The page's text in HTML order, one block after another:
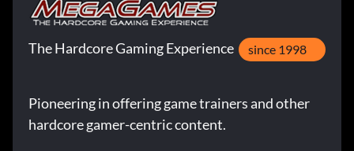
The Hardcore Gaming Experience since 1998
Pioneering in offering game trainers and other
hardcore gamer-centric content.